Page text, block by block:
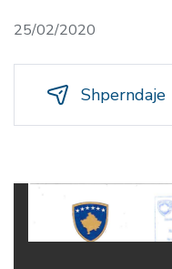
25/02/2020
Shperndaje